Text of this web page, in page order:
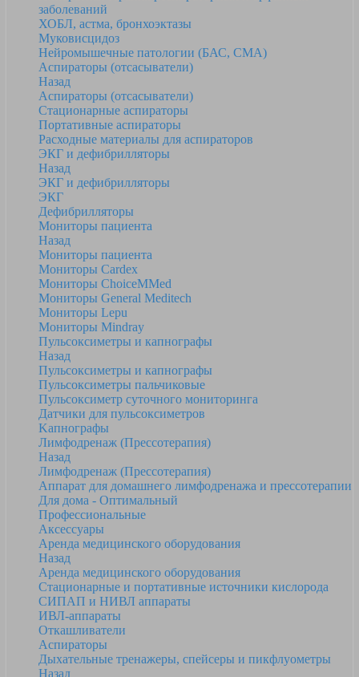
заболеваний
ХОБЛ, астма, бронхоэктазы
Муковисцидоз
Нейромышечные патологии (БАС, СМА)
Аспираторы (отсасыватели)
Назад
Аспираторы (отсасыватели)
Стационарные аспираторы
Портативные аспираторы
Расходные материалы для аспираторов
ЭКГ и дефибрилляторы
Назад
ЭКГ и дефибрилляторы
ЭКГ
Дефибрилляторы
Мониторы пациента
Назад
Мониторы пациента
Мониторы Cardex
Мониторы ChoiceMMed
Мониторы General Meditech
Мониторы Lepu
Мониторы Mindray
Пульсоксиметры и капнографы
Назад
Пульсоксиметры и капнографы
Пульсоксиметры пальчиковые
Пульсоксиметр суточного мониторинга
Датчики для пульсоксиметров
Kапнографы
Лимфодренаж (Прессотерапия)
Назад
Лимфодренаж (Прессотерапия)
Аппарат для домашнего лимфодренажа и прессотерапии
Для дома - Оптимальный
Профессиональные
Аксессуары
Аренда медицинского оборудования
Назад
Аренда медицинского оборудования
Стационарные и портативные источники кислорода
СИПАП и НИВЛ аппараты
ИВЛ-аппараты
Откашливатели
Аспираторы
Дыхательные тренажеры, спейсеры и пикфлуометры
Назад